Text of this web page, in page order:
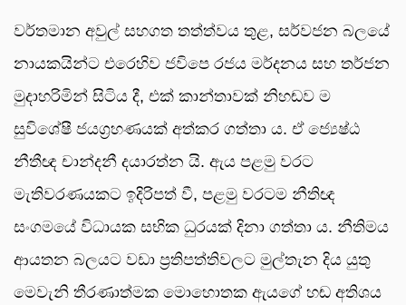
වර්තමාන අවුල් සහගත තත්ත්වය තුළ, සර්වජන බලයේ
නායකයින්ට එරෙහිව ජවිපෙ රජය මර්දනය සහ තර්ජන
මුදාහරිමින් සිටිය දී, එක් කාන්තාවක් නිහඬව ම
සුවිශේෂී ජයග්‍රහණයක් අත්කර ගත්තා ය. ඒ ජ්‍යෙෂ්ඨ
නීතීඥ චාන්දනී දයාරත්න යි. ඇය පළමු වරට
මැතිවරණයකට ඉදිරිපත් වී, පළමු වරටම නීතිඥ
සංගමයේ විධායක සභික ධුරයක් දිනා ගත්තා ය. නීතිමය
ආයතන බලයට වඩා ප්‍රතිපත්තිවලට මුල්තැන දිය යුතු
මෙවැනි තීරණාත්මක මොහොතක ඇයගේ හඬ අතිශය